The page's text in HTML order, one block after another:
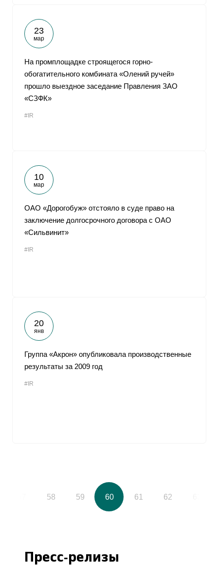
23
мар
На промплощадке строящегося горно-
обогатительного комбината «Олений ручей»
прошло выездное заседание Правления ЗАО
«СЗФК»
#IR
10
мар
ОАО «Дорогобуж» отстояло в суде право на
заключение долгосрочного договора с ОАО
«Сильвинит»
#IR
20
янв
Группа «Акрон» опубликовала производственные
результаты за 2009 год
#IR
58 59 60 61 62
Пресс-релизы